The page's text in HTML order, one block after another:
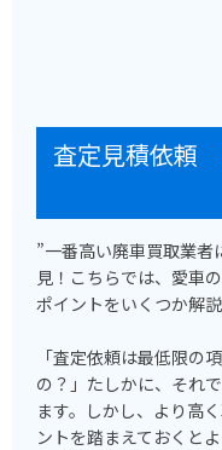
査定見積依頼
”一番高い廃車買取業
見！こちらでは、愛車
ポイントをいくつか解説
「査定依頼は最低限の
の？」たしかに、それ
ます。しかし、より高
ントを踏まえておくと